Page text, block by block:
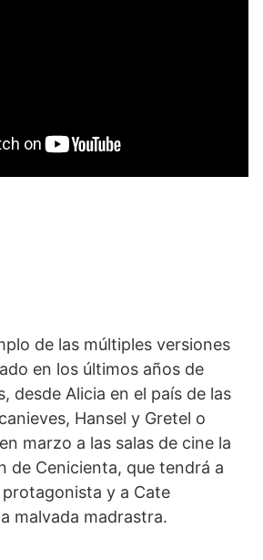
de las múltiples versiones
en los últimos años de
desde Alicia en el país de las
Hansel y Gretel o
marzo a las salas de cine la
de Cenicienta, que tendrá a
y a Cate
malvada madrastra.